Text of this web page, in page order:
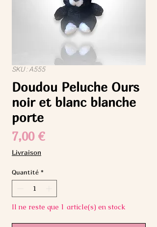
SKU : A555
Doudou Peluche Ours
noir et blanc blanche
porte
7,00 €Prix
Livraison
Quantité *
Il ne reste que 1 article(s) en stock